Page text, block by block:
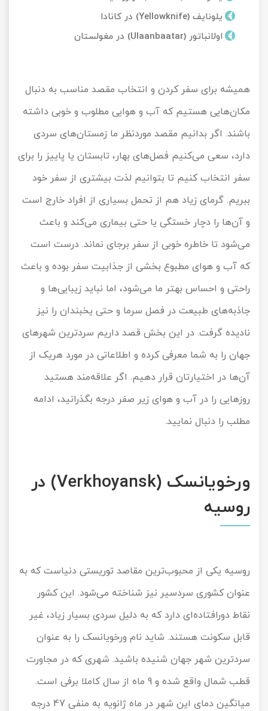
یلونایف (Yellowknife) در کانادا
اولانباتور (Ulaanbaatar) در مغولستان
همیشه برای سفر کردن و انتخاب مقصد مناسب به دنبال
مکان‌هایی هستیم که آب و هوایی مطلوب و خوبی داشته
باشند. اگر بدانیم مقصد موردنظر ما زمستان‌های سردی
دارد، سعی می‌کنیم فصل‌های بهار، تابستان یا پاییز را برای
سفر انتخاب کنیم تا بتوانیم لذت بیشتری از سفر خود
ببریم. گرمای زیاد هم از تحمل بسیاری از افراد خارج است
و آن‌ها را دچار خستگی یا حتی بیماری می‌کند و باعث
می‌شود تا خاطره خوبی از سفر برجای نماند. درست است
که آب و هوای مطبوع بخشی از جذابیت سفر بوده و باعث
راحتی و احساس بهتر ما می‌شود، اما نباید زیبایی‌ها و
جاذبه‌های طبیعت در فصل سرما و حتی یخبندان را نیز
نادیده گرفت. در این بخش قصد داریم سردترین شهرهای
جهان را به شما معرفی کرده و اطلاعاتی در مورد هریک از
آن‌ها در اختیارتان قرار دهیم. اگر علاقه‌مند هستید
روزهایی را در آب و هوای زیر صفر درجه بگذرانید، ادامه
مطلب را دنبال نمایید.
ورخویانسک (Verkhoyansk) در
روسیه
روسیه یکی از محبوب‌ترین مقاصد توریستی دنیاست که به
عنوان کشوری سردسیر نیز شناخته می‌شود. این کشور
نقاط دورافتاده‌ای دارد که به دلیل سردی بسیار زیاد، غیر
قابل سکونت هستند. شاید نام ورخویانسک را به عنوان
سردترین شهر جهان شنیده باشید. شهری که در مجاورت
قطب شمال واقع شده و 9 ماه از سال کاملا برفی است.
میانگین دمای این شهر در ماه ژانویه به منفی 47 درجه
تور کویر مرنجاب
تور کویر مصر
تور کویر ابوزیدآباد
تور ماسوله
تور مرداب سراوان
تور گلستان
تور سوباتان
تور چابهار
تور مرداب هسل
تور کاشان
تور کیش از ساری
اقساطی
تور سنگاپور اقساطی
تور زیارتی اقساطی